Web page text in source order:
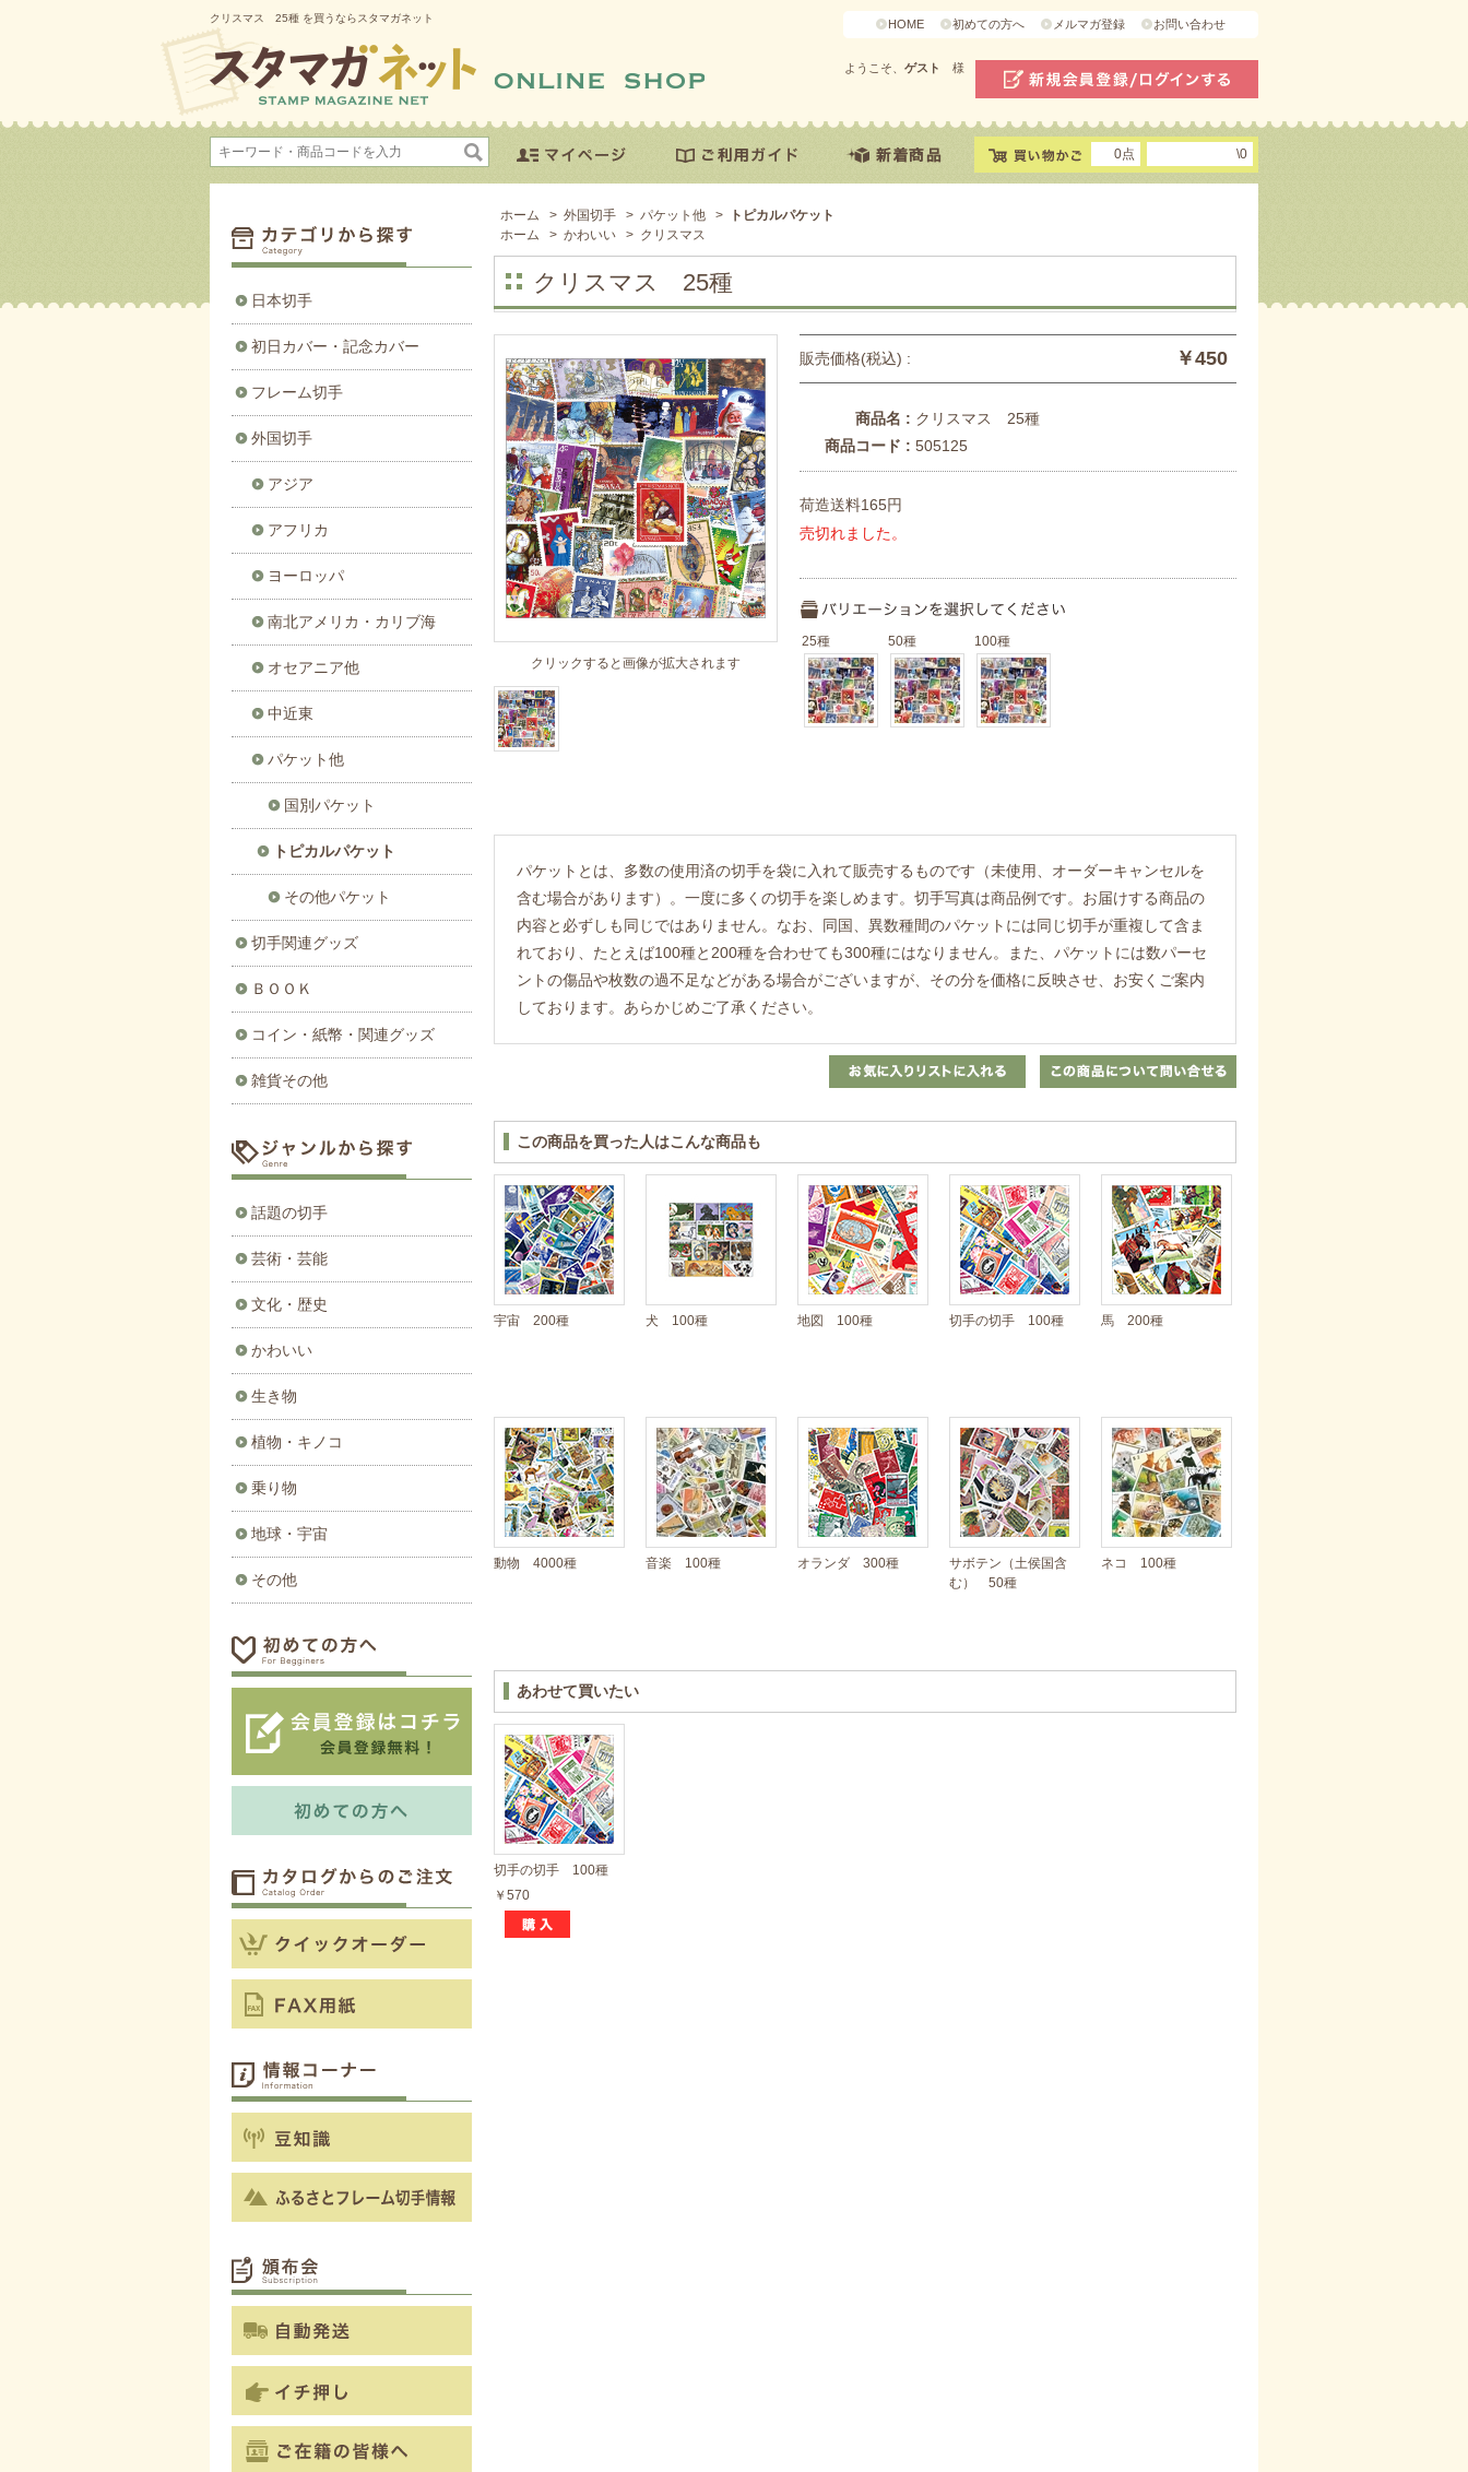
クリスマス 25種 を買うならスタマガネット HOME 初めての方へ メルマガ登録 お問い合わせ
ようこそ、 ゲスト 様
0点 \0
ホーム > 外国切手 > パケット他 >
トピカルパケット
ホーム
> かわいい > クリスマス
クリスマス 25種
クリックすると画像が拡大されます
販売価格(税込) : ￥450
商品名 : クリスマス 25種
商品コード : 505125
荷造送料165円
売切れました。
25種 50種 100種
パケットとは、多数の使用済の切手を袋に入れて販売するものです（未使用、オーダーキャンセルを
含む場合があります）。一度に多くの切手を楽しめます。切手写真は商品例です。お届けする商品の
内容と必ずしも同じではありません。なお、同国、異数種間のパケットには同じ切手が重複して含ま
れており、たとえば100種と200種を合わせても300種にはなりません。また、パケットには数パーセ
ントの傷品や枚数の過不足などがある場合がございますが、その分を価格に反映させ、お安くご案内
しております。あらかじめご了承ください。
この商品を買った人はこんな商品も
宇宙 200種 犬 100種 地図 100種 切手の切手 100種 馬 200種
動物 4000種 音楽 100種 オランダ 300種
サボテン（土侯国含
む） 50種
ネコ 100種
あわせて買いたい
切手の切手 100種
￥570
日本切手
初日カバー・記念カバー
フレーム切手
外国切手
アジア
アフリカ
ヨーロッパ
南北アメリカ・カリブ海
オセアニア他
中近東
パケット他
国別パケット
トピカルパケット
その他パケット
切手関連グッズ
ＢＯＯＫ
コイン・紙幣・関連グッズ
雑貨その他
話題の切手
芸術・芸能
文化・歴史
かわいい
生き物
植物・キノコ
乗り物
地球・宇宙
その他